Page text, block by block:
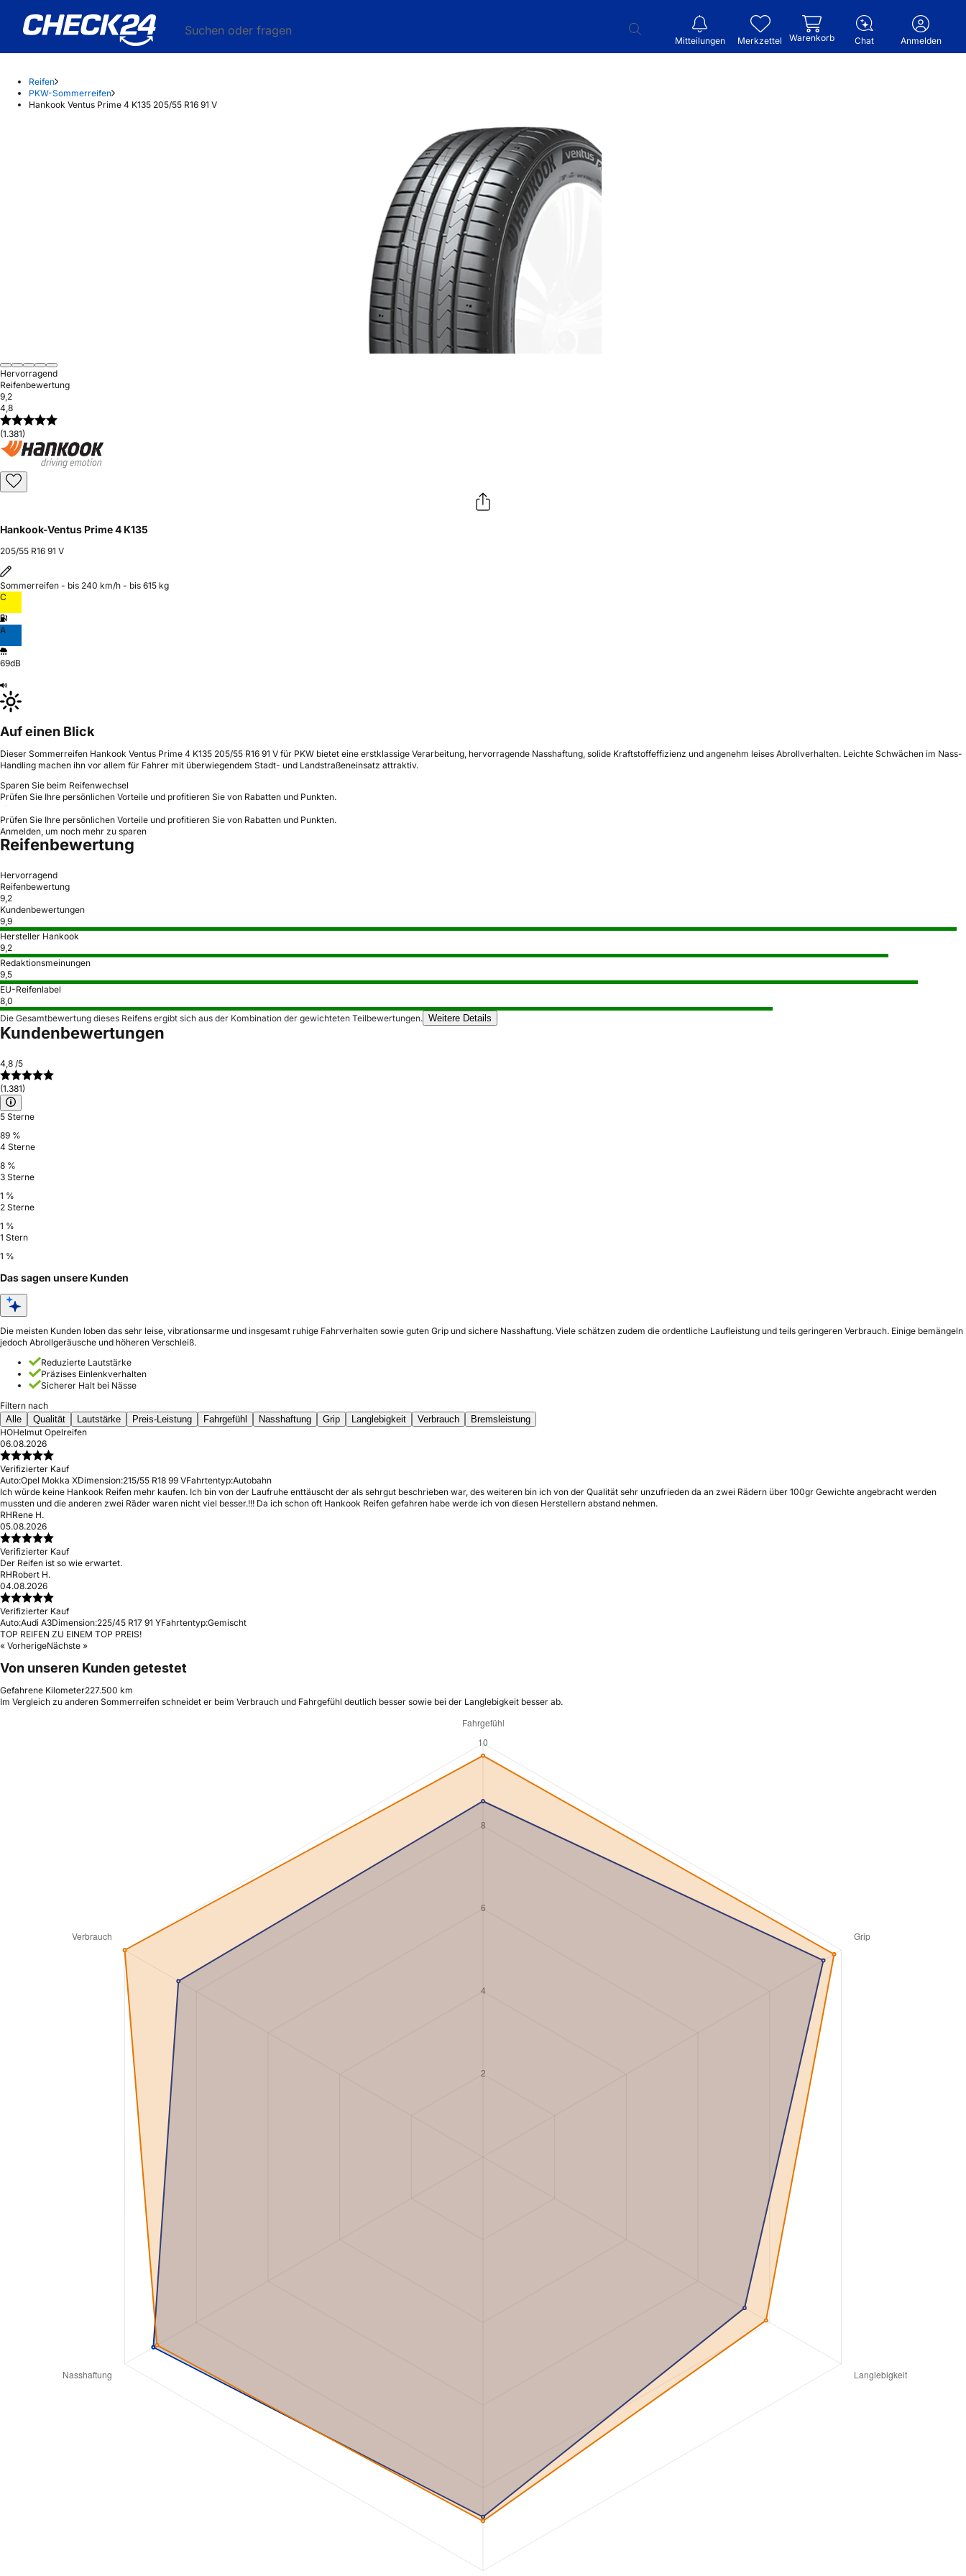
Suchen oder fragen
Mitteilungen Merkzettel Warenkorb Chat Anmelden
Reifen
PKW-Sommerreifen
Hankook Ventus Prime 4 K135 205/55 R16 91 V
Hervorragend
Reifenbewertung
9,2
4,8
(1.381)
Hankook-Ventus Prime 4 K135
205/55 R16 91 V
Sommerreifen - bis 240 km/h - bis 615 kg
C
A
69dB
Auf einen Blick
Dieser Sommerreifen Hankook Ventus Prime 4 K135 205/55 R16 91 V für PKW bietet eine erstklassige Verarbeitung, hervorragende Nasshaftung, solide Kraftstoffeffizienz und angenehm leises Abrollverhalten. Leichte Schwächen im Nass-
Handling machen ihn vor allem für Fahrer mit überwiegendem Stadt- und Landstraßeneinsatz attraktiv.
Sparen Sie beim Reifenwechsel
Prüfen Sie Ihre persönlichen Vorteile und profitieren Sie von Rabatten und Punkten.
Prüfen Sie Ihre persönlichen Vorteile und profitieren Sie von Rabatten und Punkten.
Anmelden, um noch mehr zu sparen
Reifenbewertung
Hervorragend
Reifenbewertung
9,2
Kundenbewertungen
9,9
Hersteller Hankook
9,2
Redaktionsmeinungen
9,5
EU-Reifenlabel
8,0
Die Gesamtbewertung dieses Reifens ergibt sich aus der Kombination der gewichteten Teilbewertungen. Weitere Details
Kundenbewertungen
4,8 /5
(1.381)
5 Sterne
89 %
4 Sterne
8 %
3 Sterne
1 %
2 Sterne
1 %
1 Stern
1 %
Das sagen unsere Kunden
Die meisten Kunden loben das sehr leise, vibrationsarme und insgesamt ruhige Fahrverhalten sowie guten Grip und sichere Nasshaftung. Viele schätzen zudem die ordentliche Laufleistung und teils geringeren Verbrauch. Einige bemängeln
jedoch Abrollgeräusche und höheren Verschleiß.
Reduzierte Lautstärke
Präzises Einlenkverhalten
Sicherer Halt bei Nässe
Filtern nach
Alle
Qualität Lautstärke Preis-Leistung Fahrgefühl Nasshaftung Grip Langlebigkeit Verbrauch
Bremsleistung
HOHelmut Opelreifen
06.08.2026
Verifizierter Kauf
Auto:Opel Mokka XDimension:215/55 R18 99 VFahrtentyp:Autobahn
Ich würde keine Hankook Reifen mehr kaufen. Ich bin von der Laufruhe enttäuscht der als sehrgut beschrieben war, des weiteren bin ich von der Qualität sehr unzufrieden da an zwei Rädern über 100gr Gewichte angebracht werden
mussten und die anderen zwei Räder waren nicht viel besser.!!! Da ich schon oft Hankook Reifen gefahren habe werde ich von diesen Herstellern abstand nehmen.
RHRene H.
05.08.2026
Verifizierter Kauf
Der Reifen ist so wie erwartet.
RHRobert H.
04.08.2026
Verifizierter Kauf
Auto:Audi A3Dimension:225/45 R17 91 YFahrtentyp:Gemischt
TOP REIFEN ZU EINEM TOP PREIS!
« VorherigeNächste »
Von unseren Kunden getestet
Gefahrene Kilometer227.500 km
Im Vergleich zu anderen Sommerreifen schneidet er beim Verbrauch und Fahrgefühl deutlich besser sowie bei der Langlebigkeit besser ab.